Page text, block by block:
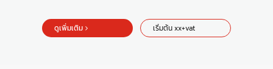
ดูเพิ่มเติม เริ่มต้น xx+vat